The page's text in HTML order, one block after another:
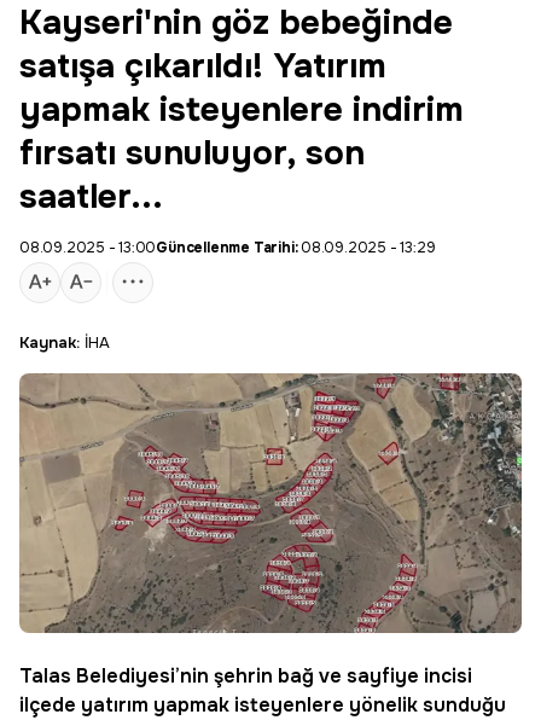
Kayseri'nin göz bebeğinde
satışa çıkarıldı! Yatırım
yapmak isteyenlere indirim
fırsatı sunuluyor, son
saatler...
08.09.2025 - 13:00Güncellenme Tarihi:08.09.2025 - 13:29
Kaynak: İHA
Talas Belediyesi’nin şehrin bağ ve sayfiye incisi
ilçede yatırım yapmak isteyenlere yönelik sunduğu